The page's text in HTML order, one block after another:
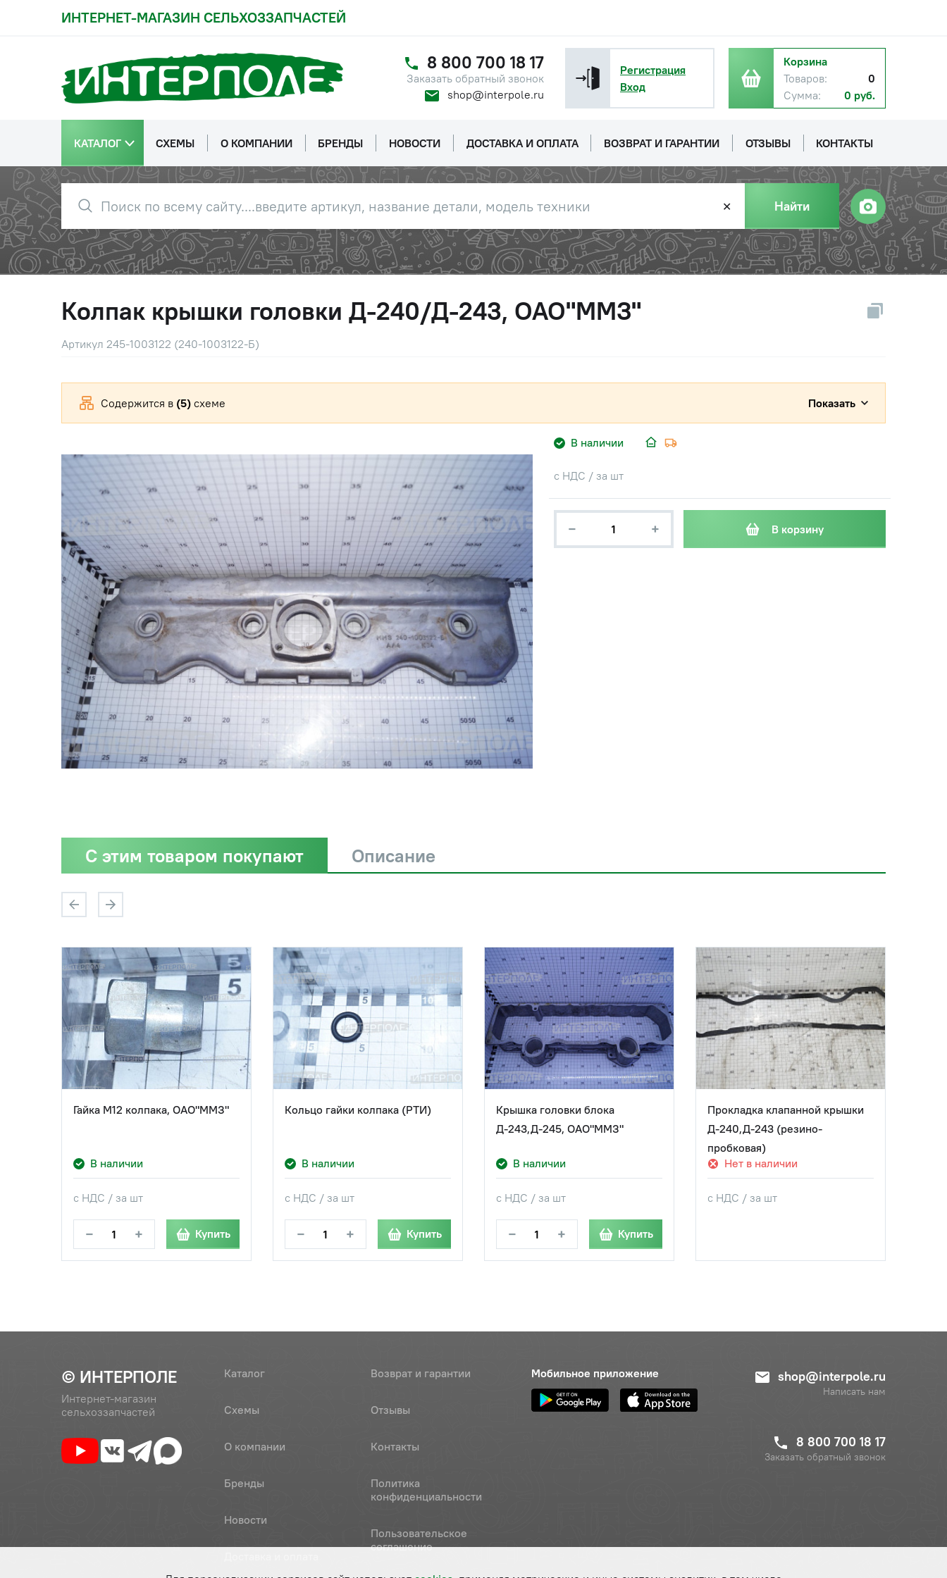
ИНТЕРНЕТ-МАГАЗИН СЕЛЬХОЗЗАПЧАСТЕЙ
8 800 700 18 17
Заказать обратный звонок
shop@interpole.ru
Регистрация
Вход
Корзина
Товаров:
0
Сумма:
0 руб.
КАТАЛОГ СХЕМЫ О КОМПАНИИ БРЕНДЫ НОВОСТИ ДОСТАВКА И ОПЛАТА ВОЗВРАТ И ГАРАНТИИ ОТЗЫВЫ КОНТАКТЫ
✕ Найти
Колпак крышки головки Д-240/Д-243, ОАО"ММЗ"
Артикул 245-1003122 (240-1003122-Б)
В наличии
с НДС / за шт
− + В корзину
Содержится в (5) схеме Показать
С этим товаром покупают Описание
Гайка М12 колпака, ОАО"ММЗ"
В наличии
с НДС / за шт
− + Купить
Кольцо гайки колпака (РТИ)
В наличии
с НДС / за шт
− + Купить
Крышка головки блока
Д-243,Д-245, ОАО"ММЗ"
В наличии
с НДС / за шт
− + Купить
Прокладка клапанной крышки
Д-240,Д-243 (резино-
пробковая)
Нет в наличии
с НДС / за шт
© ИНТЕРПОЛЕ
Интернет-магазин
сельхоззапчастей
Каталог
Схемы
О компании
Бренды
Новости
Возврат и гарантии
Отзывы
Контакты
Политика
конфиденциальности
Пользовательское
соглашение
Мобильное приложение shop@interpole.ru
Написать нам
8 800 700 18 17
Заказать обратный звонок